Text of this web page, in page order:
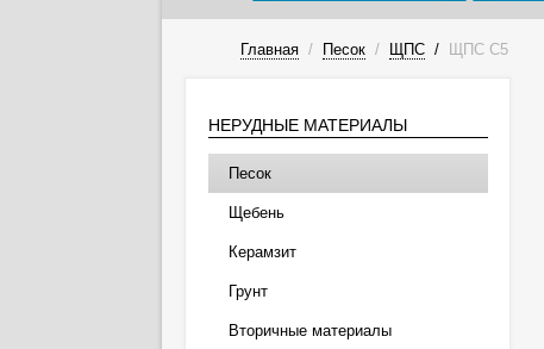
Главная / Песок / ЩПС/ ЩПС С5
НЕРУДНЫЕ МАТЕРИАЛЫ
Песок
Щебень
Керамзит
Грунт
Вторичные материалы